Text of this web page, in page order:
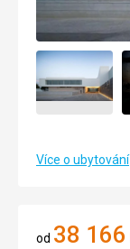
Více o ubytování
od 38 166